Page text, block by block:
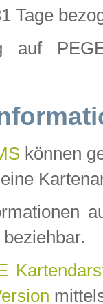
Tage
auf
können
beziehbar.